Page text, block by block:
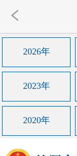
2026年
2023年
2020年